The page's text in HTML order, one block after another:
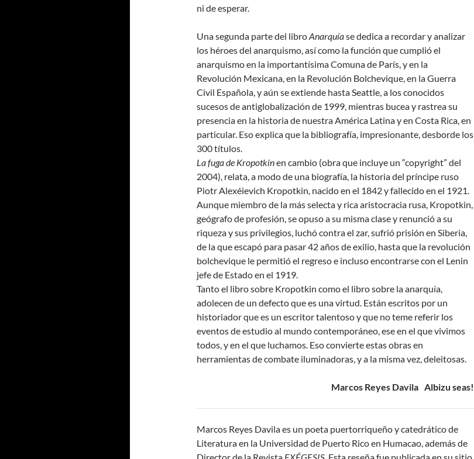
ni de esperar.
Una segunda parte del libroAnarquíase dedica a recordar y analizar
los héroes del anarquismo, así como la función que cumplió el
anarquismo en la importantísima Comuna de París, y en la
Revolución Mexicana, en la Revolución Bolchevique, en la Guerra
Civil Española, y aún se extiende hasta Seattle, a los conocidos
sucesos de antiglobalización de 1999, mientras bucea y rastrea su
presencia en la historia de nuestra América Latina y en Costa Rica, en
particular. Eso explica que la bibliografía, impresionante, desborde los
300 títulos.
La fuga de Kropotkinen cambio (obra que incluye un “copyright” del
2004), relata, a modo de una biografía, la historia del príncipe ruso
Piotr Alexéievich Kropotkin, nacido en el 1842 y fallecido en el 1921.
Aunque miembro de la más selecta y rica aristocracia rusa, Kropotkin,
geógrafo de profesión, se opuso a su misma clase y renunció a su
riqueza y sus privilegios, luchó contra el zar, sufrió prisión en Siberia,
de la que escapó para pasar 42 años de exilio, hasta que la revolución
bolchevique le permitió el regreso e incluso encontrarse con el Lenin
jefe de Estado en el 1919.
Tanto el libro sobre Kropotkin como el libro sobre la anarquía,
adolecen de un defecto que es una virtud. Están escritos por un
historiador que es un escritor talentoso y que no teme referir los
eventos de estudio al mundo contemporáneo, ese en el que vivimos
todos, y en el que luchamos. Eso convierte estas obras en
herramientas de combate iluminadoras, y a la misma vez, deleitosas.
Marcos Reyes Davila Albizu seas!
Marcos Reyes Davila es un poeta puertorriqueño y catedrático de
Literatura en la Universidad de Puerto Rico en Humacao, además de